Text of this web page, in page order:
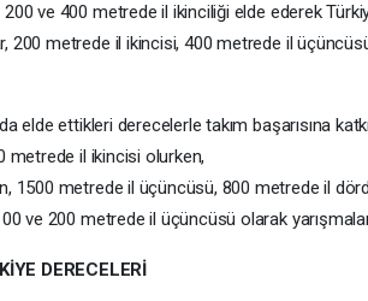
ve 400 metrede il ikinciliği elde ederek
200 metrede il ikincisi, 400 metrede il üçüncüsü
elde ettikleri derecelerle takım başarısına
metrede il ikincisi olurken,
1500 metrede il üçüncüsü, 800 metrede il
ve 200 metrede il üçüncüsü olarak
DERECELERİ